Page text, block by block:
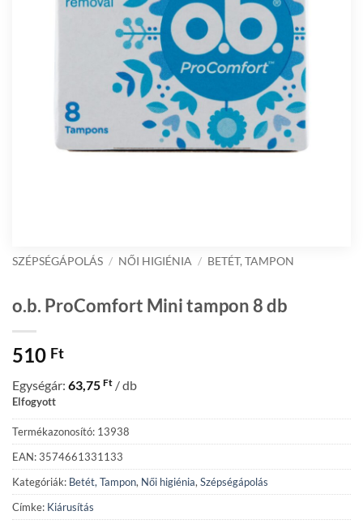
SZÉPSÉGÁPOLÁS / NŐI HIGIÉNIA / BETÉT, TAMPON
o.b. ProComfort Mini tampon 8 db
510 Ft
Egységár: 63,75 Ft / db
Elfogyott
Termékazonosító: 13938
EAN: 3574661331133
Kategóriák: Betét, Tampon, Női higiénia, Szépségápolás
Címke: Kiárusítás